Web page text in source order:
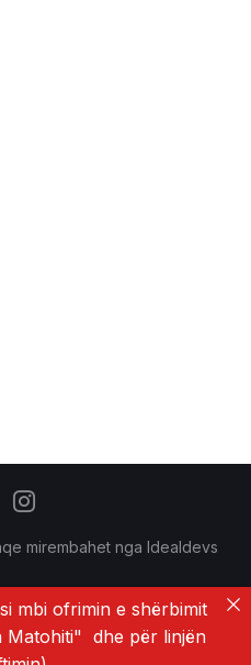
mirembahet nga Idealdevs
mbi ofrimin e shërbimit
Matohiti" dhe për linjën